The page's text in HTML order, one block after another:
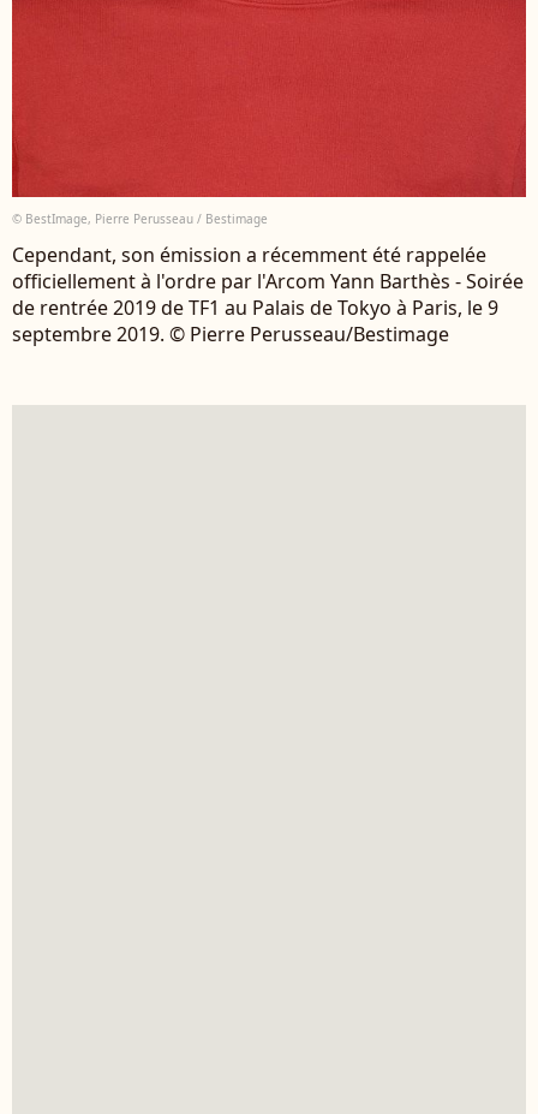
© BestImage, Pierre Perusseau / Bestimage
Cependant, son émission a récemment été rappelée
officiellement à l'ordre par l'Arcom Yann Barthès - Soirée
de rentrée 2019 de TF1 au Palais de Tokyo à Paris, le 9
septembre 2019. © Pierre Perusseau/Bestimage